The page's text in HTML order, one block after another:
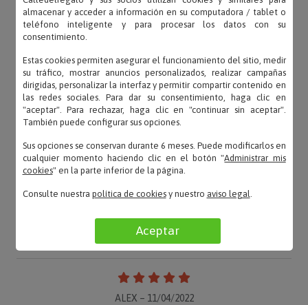
OPINIONES
ALEX – 11/04/2022
almacenar y acceder a información en su computadora / tablet o
teléfono inteligente y para procesar los datos con su
consentimiento.
Estas cookies permiten asegurar el funcionamiento del sitio, medir
su tráfico, mostrar anuncios personalizados, realizar campañas
dirigidas, personalizar la interfaz y permitir compartir contenido en
las redes sociales. Para dar su consentimiento, haga clic en
"aceptar". Para rechazar, haga clic en "continuar sin aceptar".
También puede configurar sus opciones.
Sus opciones se conservan durante 6 meses. Puede modificarlos en
cualquier momento haciendo clic en el botón "Administrar mis
cookies" en la parte inferior de la página.
Consulte nuestra política de cookiesy nuestro aviso legal
Aceptar